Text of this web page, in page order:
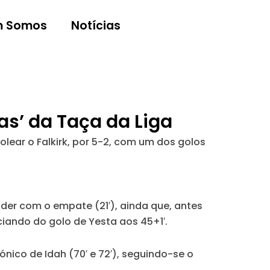
Somos Notícias
da Taça da Liga
o Falkirk, por 5-2, com um dos golos
com o empate (21′), ainda que, antes
do golo de Yesta aos 45+1′.
de Idah (70′ e 72′), seguindo-se o